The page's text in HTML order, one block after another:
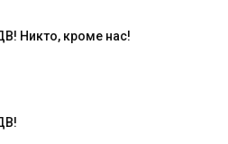
Никто, кроме нас!